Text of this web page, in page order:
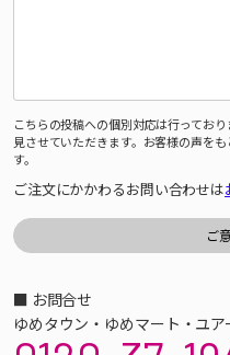
こちらの投稿への個別対応は行ってお
見させていただきます。お客様の声を
す。
ご注文にかかわるお問い合わせは
■ お問合せ
ゆめタウン・ゆめマート・ユア